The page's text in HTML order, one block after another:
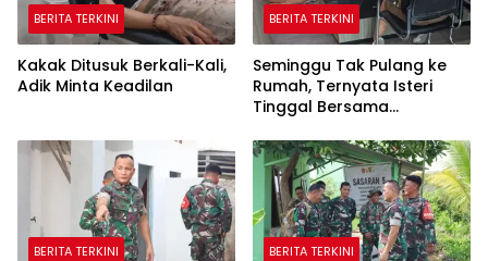
BERITA TERKINI
Kakak Ditusuk Berkali-Kali,
Adik Minta Keadilan
BERITA TERKINI
Seminggu Tak Pulang ke
Rumah, Ternyata Isteri
Tinggal Bersama
BERITA TERKINI BERITA TERKINI